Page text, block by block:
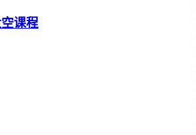
课程